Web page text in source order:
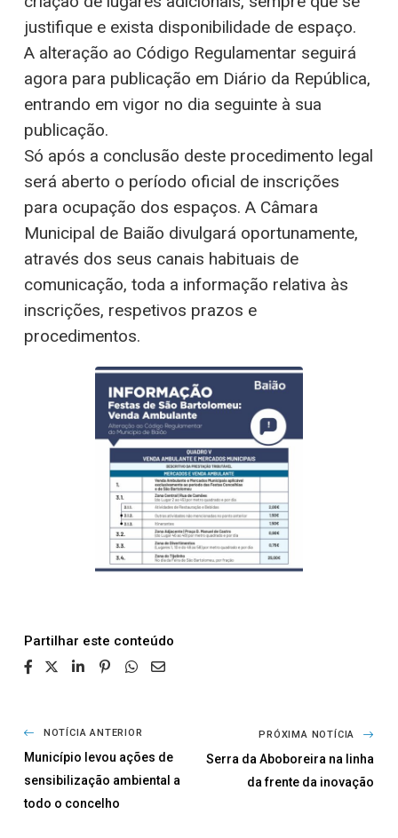
justifique e exista disponibilidade de espaço.
A alteração ao Código Regulamentar seguirá
agora para publicação em Diário da República,
entrando em vigor no dia seguinte à sua
publicação.
Só após a conclusão deste procedimento legal
será aberto o período oficial de inscrições
para ocupação dos espaços. A Câmara
Municipal de Baião divulgará oportunamente,
através dos seus canais habituais de
comunicação, toda a informação relativa às
inscrições, respetivos prazos e
procedimentos.
Partilhar
NOTÍCIA ANTERIOR
Município levou ações de
sensibilização ambiental a
todo o concelho
PRÓXIMA NOTÍCIA
Serra da Aboboreira na linha
da frente da inovação